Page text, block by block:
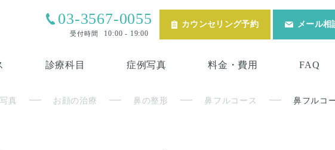
03-3567-0055
受付時間 10:00 - 19:00
カウンセリング予約 メール相
診療科目 症例写真 料金・費用 FAQ
真 お顔の治療 鼻の整形 鼻フルコース 鼻フルコ